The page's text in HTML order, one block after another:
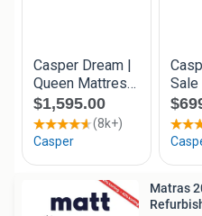
Matras